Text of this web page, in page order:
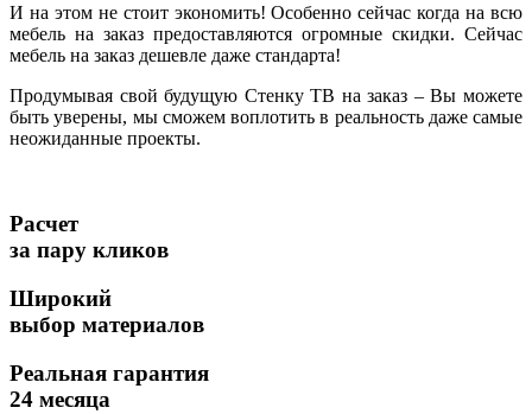
И на этом не стоит экономить! Особенно сейчас когда на всю
мебель на заказ предоставляются огромные скидки. Сейчас
мебель на заказ дешевле даже стандарта!
Продумывая свой будущую Стенку ТВ на заказ – Вы можете
быть уверены, мы сможем воплотить в реальность даже самые
неожиданные проекты.
Расчет
за пару кликов
Широкий
выбор материалов
Реальная гарантия
24 месяца